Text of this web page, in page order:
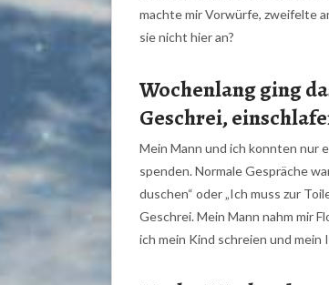
machte mir Vorwürfe, zweifelte
sie nicht hier an?
Wochenlang ging
Geschrei,
Mein Mann und ich konnten nur
spenden. Normale Gespräche
duschen“ oder „Ich muss zur
Geschrei. Mein Mann nahm mir
ich mein Kind schreien und